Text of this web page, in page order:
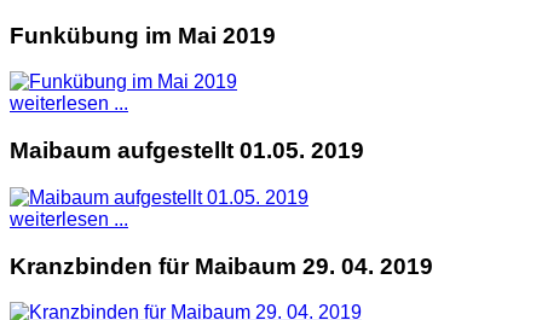
Funkübung im Mai 2019
weiterlesen ...
Maibaum aufgestellt 01.05. 2019
weiterlesen ...
Kranzbinden für Maibaum 29. 04. 2019